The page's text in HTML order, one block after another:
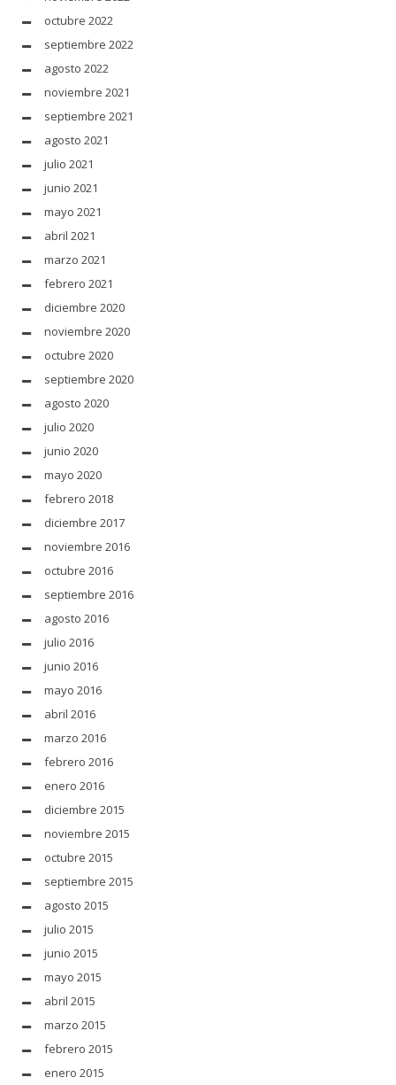
octubre 2022
septiembre 2022
agosto 2022
noviembre 2021
septiembre 2021
agosto 2021
julio 2021
junio 2021
mayo 2021
abril 2021
marzo 2021
febrero 2021
diciembre 2020
noviembre 2020
octubre 2020
septiembre 2020
agosto 2020
julio 2020
junio 2020
mayo 2020
febrero 2018
diciembre 2017
noviembre 2016
octubre 2016
septiembre 2016
agosto 2016
julio 2016
junio 2016
mayo 2016
abril 2016
marzo 2016
febrero 2016
enero 2016
diciembre 2015
noviembre 2015
octubre 2015
septiembre 2015
agosto 2015
julio 2015
junio 2015
mayo 2015
abril 2015
marzo 2015
febrero 2015
enero 2015